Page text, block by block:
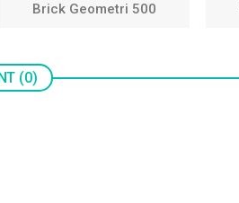
Brick Geometri 500
(0)